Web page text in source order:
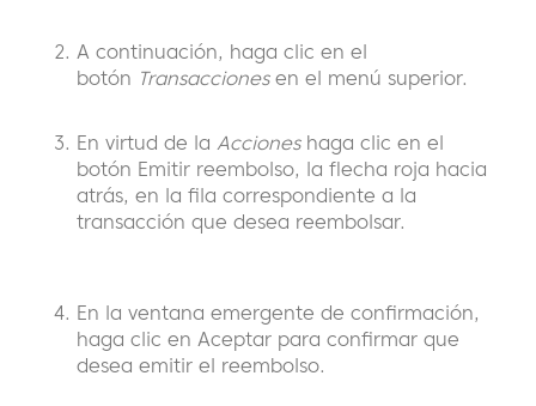
A continuación, haga clic en el
botón Transaccionesen el menú superior.
En virtud de la Accioneshaga clic en el
botón Emitir reembolso, la flecha roja hacia
atrás, en la fila correspondiente a la
transacción que desea reembolsar.
En la ventana emergente de confirmación,
haga clic en Aceptar para confirmar que
desea emitir el reembolso.